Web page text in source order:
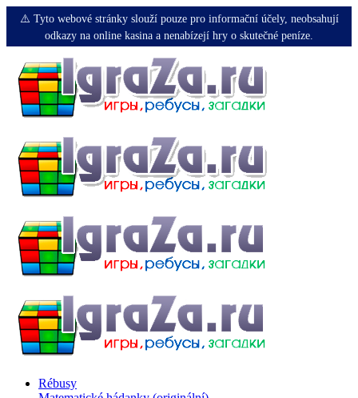
⚠️ Tyto webové stránky slouží pouze pro informační účely, neobsahují
odkazy na online kasina a nenabízejí hry o skutečné peníze.
Rébusy